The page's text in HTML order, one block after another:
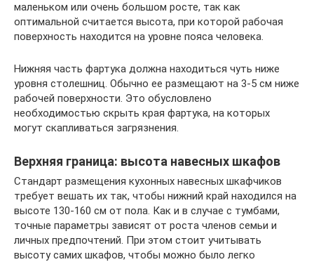
маленьком или очень большом росте, так как
оптимальной считается высота, при которой рабочая
поверхность находится на уровне пояса человека.
Нижняя часть фартука должна находиться чуть ниже
уровня столешниц. Обычно ее размещают на 3-5 см ниже
рабочей поверхности. Это обусловлено
необходимостью скрыть края фартука, на которых
могут скапливаться загрязнения.
Верхняя граница: высота навесных шкафов
Стандарт размещения кухонных навесных шкафчиков
требует вешать их так, чтобы нижний край находился на
высоте 130-160 см от пола. Как и в случае с тумбами,
точные параметры зависят от роста членов семьи и
личных предпочтений. При этом стоит учитывать
высоту самих шкафов, чтобы можно было легко